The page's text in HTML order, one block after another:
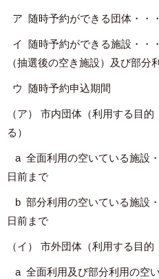
ア 随時予約ができる団体・・
イ 随時予約ができる施設・・
（抽選後の空き施設）及び部分
ウ 随時予約申込期間
（ア） 市内団体（利用する目
る）
a 全面利用の空いている施設
日前まで
b 部分利用の空いている施設
日前まで
（イ） 市外団体（利用する目的
a 全面利用及び部分利用の空